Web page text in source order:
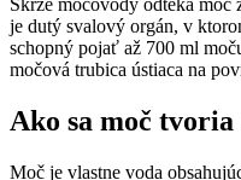
Skrze močovody odteká moč
je dutý svalový orgán, v
schopný pojať až 700 ml
močová trubica ústiaca na
Ako sa moč tvoria
Moč je vlastne voda